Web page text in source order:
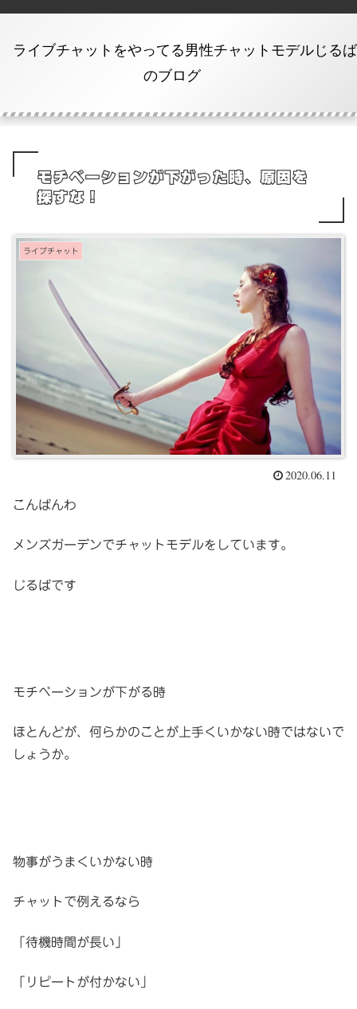
ライブチャットをやってる男性チャットモデルじるば
のブログ
モチベーションが下がった時、原因を
探すな！
ライブチャット
2020.06.11
こんばんわ
メンズガーデンでチャットモデルをしています。
じるばです
モチベーションが下がる時
ほとんどが、何らかのことが上手くいかない時ではないで
しょうか。
物事がうまくいかない時
チャットで例えるなら
「待機時間が長い」
「リピートが付かない」